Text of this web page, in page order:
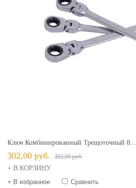
Ключ Комбинированный Трещоточный 8...
302,00 руб. 302,00 руб.
+ В КОРЗИНУ
+ В избранное
Сравнить